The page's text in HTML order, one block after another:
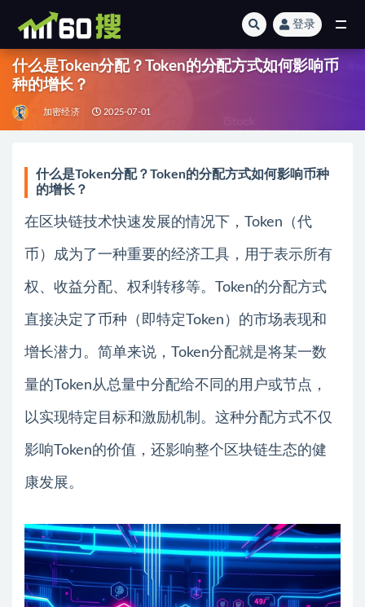
登录
什么是Token分配？Token的分配方式如何影响币
种的增长？
加密经济 2025-07-01
什么是Token分配？Token的分配方式如何影响币种
的增长？
在区块链技术快速发展的情况下，Token（代
币）成为了一种重要的经济工具，用于表示所有
权、收益分配、权利转移等。Token的分配方式
直接决定了币种（即特定Token）的市场表现和
增长潜力。简单来说，Token分配就是将某一数
量的Token从总量中分配给不同的用户或节点，
以实现特定目标和激励机制。这种分配方式不仅
影响Token的价值，还影响整个区块链生态的健
康发展。